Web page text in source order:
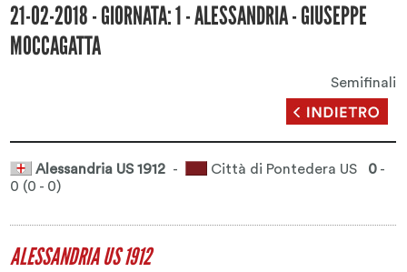
21-02-2018 - GIORNATA: 1 - ALESSANDRIA - GIUSEPPE
MOCCAGATTA
Semifinali
Alessandria US 1912 - Città di Pontedera US 0 -
0 (0 - 0)
ALESSANDRIA US 1912